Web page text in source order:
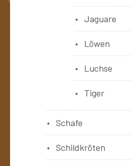
Jaguare
Löwen
Luchse
Tiger
Schafe
Schildkröten